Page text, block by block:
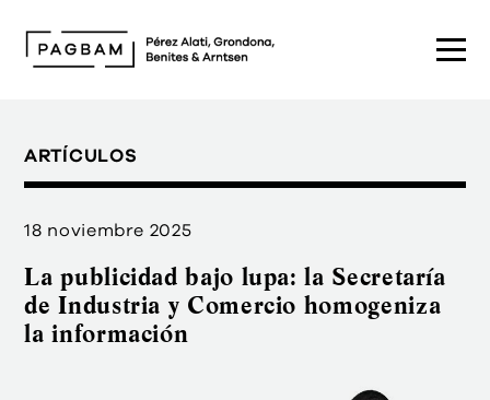
ARTÍCULOS
18 noviembre 2025
La publicidad bajo lupa: la Secretaría
de Industria y Comercio homogeniza
la información